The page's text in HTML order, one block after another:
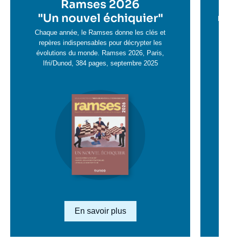
en
savoir
plus
Ramses 2026
"Un nouvel échiquier"
Chaque année, le Ramses donne les clés et
repères indispensables pour décrypter les
évolutions du monde. Ramses 2026, Paris,
Ifri/Dunod, 384 pages, septembre 2025
savoir
Lien en savoir plus
En savoir plus